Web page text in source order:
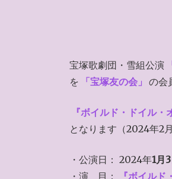
宝塚歌劇団・雪組公演
を
「宝塚友の会」 の会
『ボイルド・ドイル・
となります（2024年2
・公演日： 2024年1月
・演 目：
『ボイルド